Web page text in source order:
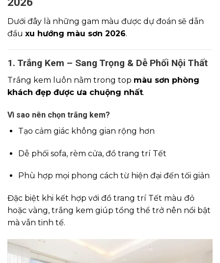
Dưới đây là những gam màu được dự đoán sẽ dẫn
đầu xu hướng màu sơn 2026.
1. Trắng Kem – Sang Trọng & Dễ Phối Nội Thất
Trắng kem luôn nằm trong top màu sơn phòng
khách đẹp được ưa chuộng nhất.
Vì sao nên chọn trắng kem?
Tạo cảm giác không gian rộng hơn
Dễ phối sofa, rèm cửa, đồ trang trí Tết
Phù hợp mọi phong cách từ hiện đại đến tối giản
Đặc biệt khi kết hợp với đồ trang trí Tết màu đỏ
hoặc vàng, trắng kem giúp tổng thể trở nên nổi bật
mà vẫn tinh tế.